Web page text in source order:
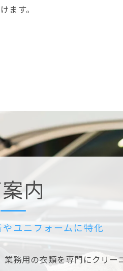
ます。
ユニフォームに特化
内
務用の衣類を専門にクリー